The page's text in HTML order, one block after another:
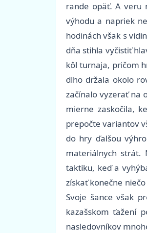
rande opäť. A veru
výhodu a napriek
hodinách však s
dňa stihla vyčistiť
kôl turnaja, pričom
dlho držala okolo
začínalo vyzerať na
mierne zaskočila,
prepočte variantov
do hry ďalšou
materiálnych strát.
taktiku, keď a
získať konečne
Svoje šance však
kazašskom ťažení
nasledovníkov